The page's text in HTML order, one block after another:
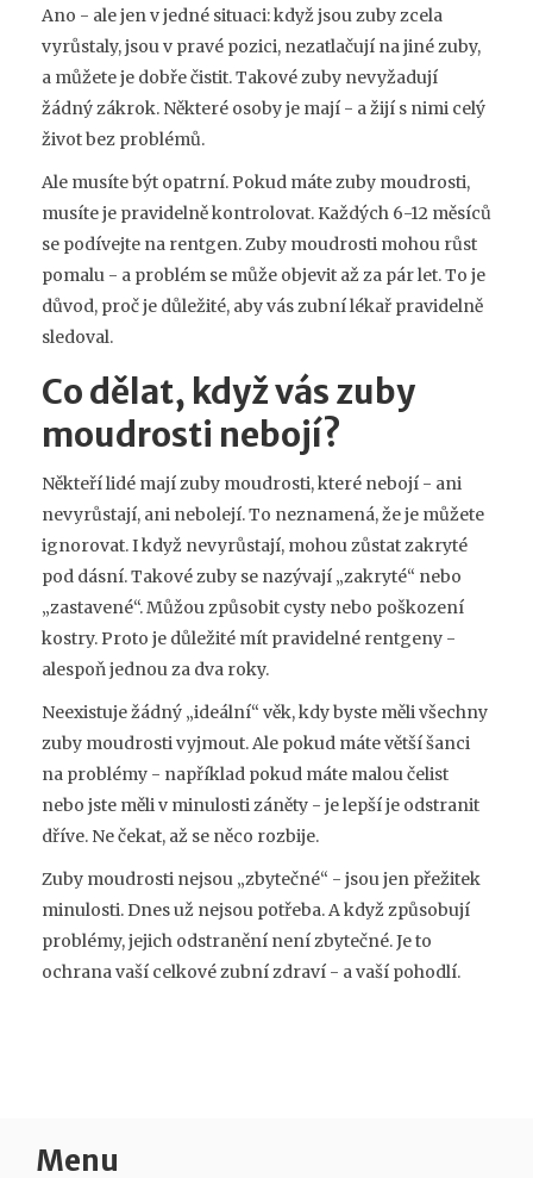
Ano - ale jen v jedné situaci: když jsou zuby zcela
vyrůstaly, jsou v pravé pozici, nezatlačují na jiné zuby,
a můžete je dobře čistit. Takové zuby nevyžadují
žádný zákrok. Některé osoby je mají - a žijí s nimi celý
život bez problémů.
Ale musíte být opatrní. Pokud máte zuby moudrosti,
musíte je pravidelně kontrolovat. Každých 6-12 měsíců
se podívejte na rentgen. Zuby moudrosti mohou růst
pomalu - a problém se může objevit až za pár let. To je
důvod, proč je důležité, aby vás zubní lékař pravidelně
sledoval.
Co dělat, když vás zuby
moudrosti nebojí?
Někteří lidé mají zuby moudrosti, které nebojí - ani
nevyrůstají, ani nebolejí. To neznamená, že je můžete
ignorovat. I když nevyrůstají, mohou zůstat zakryté
pod dásní. Takové zuby se nazývají „zakryté“ nebo
„zastavené“. Můžou způsobit cysty nebo poškození
kostry. Proto je důležité mít pravidelné rentgeny -
alespoň jednou za dva roky.
Neexistuje žádný „ideální“ věk, kdy byste měli všechny
zuby moudrosti vyjmout. Ale pokud máte větší šanci
na problémy - například pokud máte malou čelist
nebo jste měli v minulosti záněty - je lepší je odstranit
dříve. Ne čekat, až se něco rozbije.
Zuby moudrosti nejsou „zbytečné“ - jsou jen přežitek
minulosti. Dnes už nejsou potřeba. A když způsobují
problémy, jejich odstranění není zbytečné. Je to
ochrana vaší celkové zubní zdraví - a vaší pohodlí.
Menu